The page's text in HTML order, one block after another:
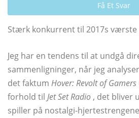
Få Et Svar
Stærk konkurrent til 2017s værste
Jeg har en tendens til at undgå
sammenligninger, når jeg
det faktum Hover: Revolt of Gamers
forhold til Jet Set Radio , det bliver
spiller på nostalgi-